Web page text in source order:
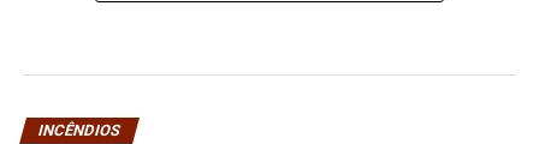
INCÊNDIOS